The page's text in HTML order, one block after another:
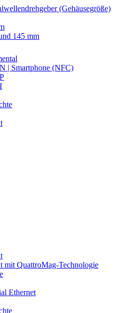
(Gehäusegröße)
145 mm
| Smartphone (NFC)
mit QuattroMag-Technologie
Ethernet